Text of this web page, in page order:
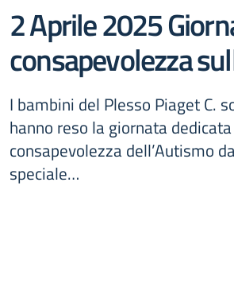
2 Aprile 2025
consapevolezza
I bambini del Plesso Piaget C.
hanno reso la giornata
consapevolezza dell’Autismo
speciale…